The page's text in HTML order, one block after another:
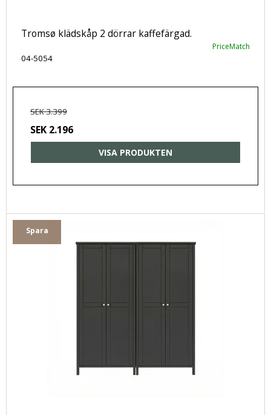
Tromsø klädskåp 2 dörrar kaffefärgad.
PriceMatch
04-5054
SEK 3.399
SEK 2.196
VISA PRODUKTEN
Spara